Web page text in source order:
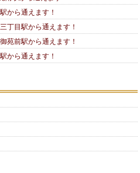
から通えます！
丁目駅から通えます！
苑前駅から通えます！
から通えます！